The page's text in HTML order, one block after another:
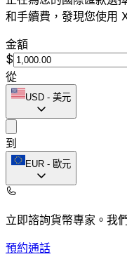
和手續費，發現您使用
金額
$
從
USD - 美元
到
EUR - 歐元
立即諮詢貨幣專家。 我
預約通話